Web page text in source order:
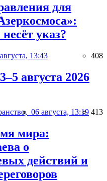
для
указ?
13:43 408
августа 2026
06 августа, 13:19 413
мира:
о
действий и